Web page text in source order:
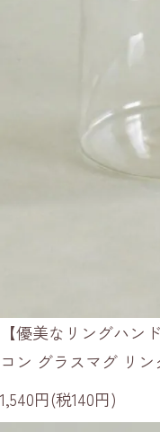
【優美なリングハン
コン グラスマグ リ
1,540円(税140円)